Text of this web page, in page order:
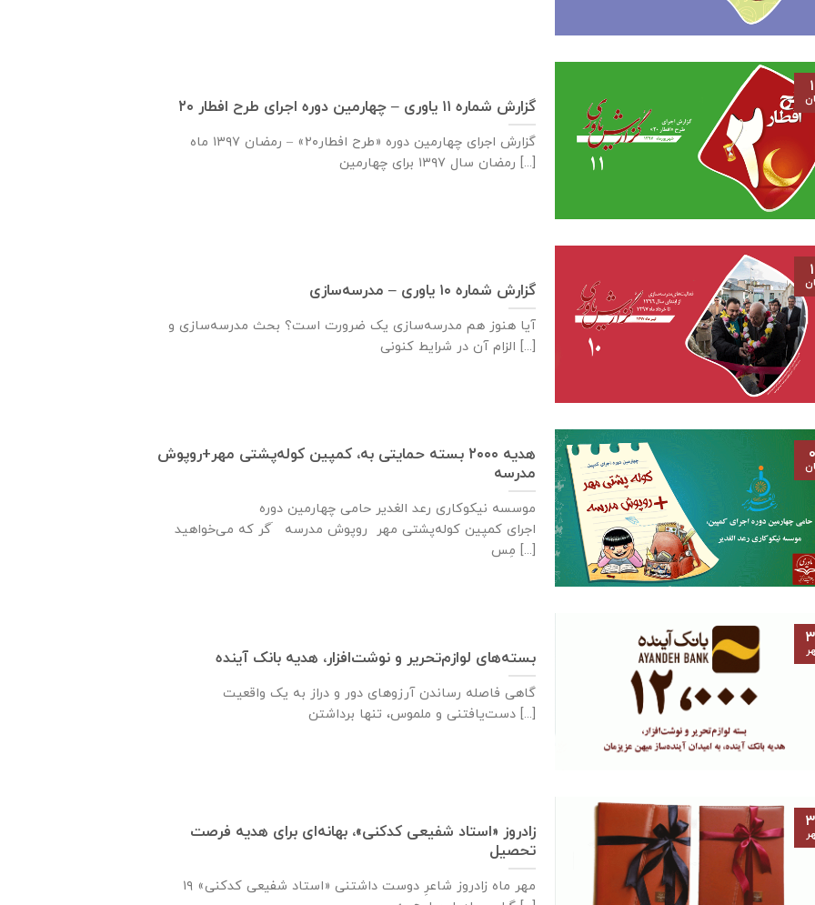
گزارش شماره ۱۱ یاوری – چهارمین دوره اجرای طرح افطار ۲۰
گزارش اجرای چهارمین دوره «طرح افطار۲۰» – رمضان ۱۳۹۷ ماه
رمضان سال ۱۳۹۷ برای چهارمین [...]
گزارش شماره ۱۰ یاوری – مدرسه‌سازی
آیا هنوز هم مدرسه‌سازی یک ضرورت است؟ بحث مدرسه‌سازی و
الزام آن در شرایط کنونی [...]
هدیه ۲۰۰۰ بسته حمایتی به، کمپین کوله‌پشتی مهر+روپوش
مدرسه
موسسه نیکوکاری رعد الغدیر حامی چهارمین دوره
اجرای کمپین کوله‌پشتی مهر روپوش مدرسه َگر که می‌خواهید
مِس [...]
بسته‌های لوازم‌تحریر و نوشت‌افزار، هدیه بانک آینده
گاهی فاصله‌ رساندن آرزوهای دور و دراز به یک واقعیت
دست‌یافتنی و ملموس، تنها برداشتن [...]
زادروز «استاد شفیعی کدکنی»، بهانه‌ای برای هدیه فرصت
تحصیل
۱۹ مهر ماه زادروز شاعرِ دوست داشتنی «استاد شفیعی کدکنی»